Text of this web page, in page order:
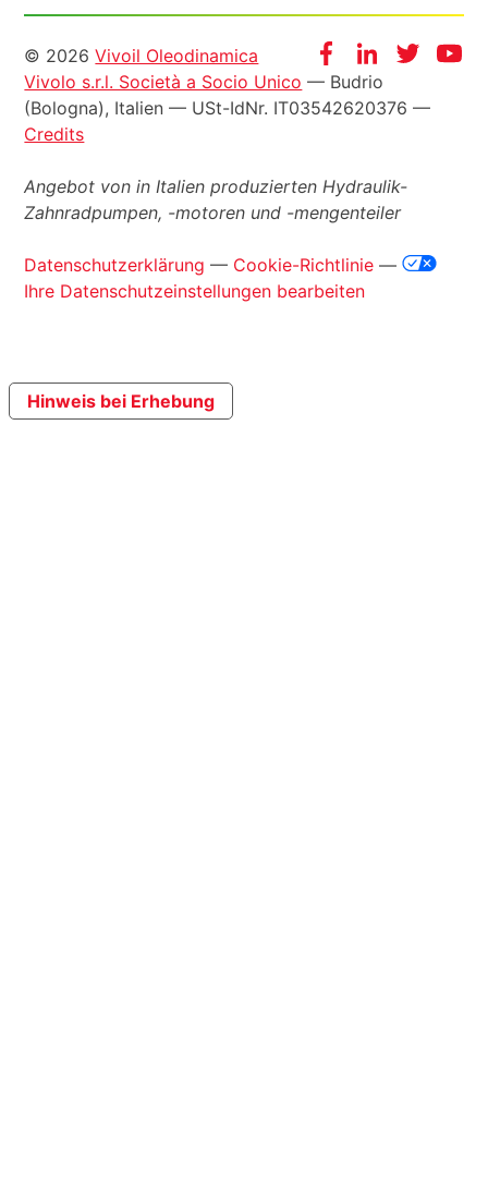
FacebookInstagram
Twitter
Informazioni
legali
© 2026Vivoil Oleodinamica
Vivolo s.r.l. Società a Socio Unico — Budrio
(Bologna), Italien — USt-IdNr. IT03542620376 —
Credits
Angebot von in Italien produzierten Hydraulik-
Zahnradpumpen, -motoren und -mengenteiler
Datenschutzerklärung — Cookie-Richtlinie —
Ihre Datenschutzeinstellungen bearbeiten
Hinweis bei Erhebung